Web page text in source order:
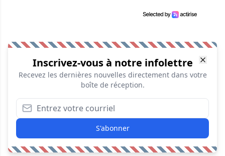
Inscrivez-vous à notre infolettre
Recevez les dernières nouvelles directement dans votre
boîte de réception.
S'abonner